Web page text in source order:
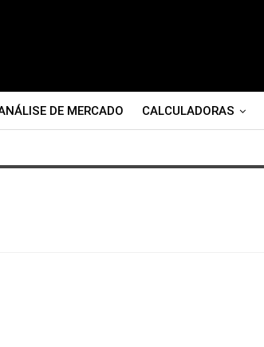
DE MERCADO CALCULADORAS